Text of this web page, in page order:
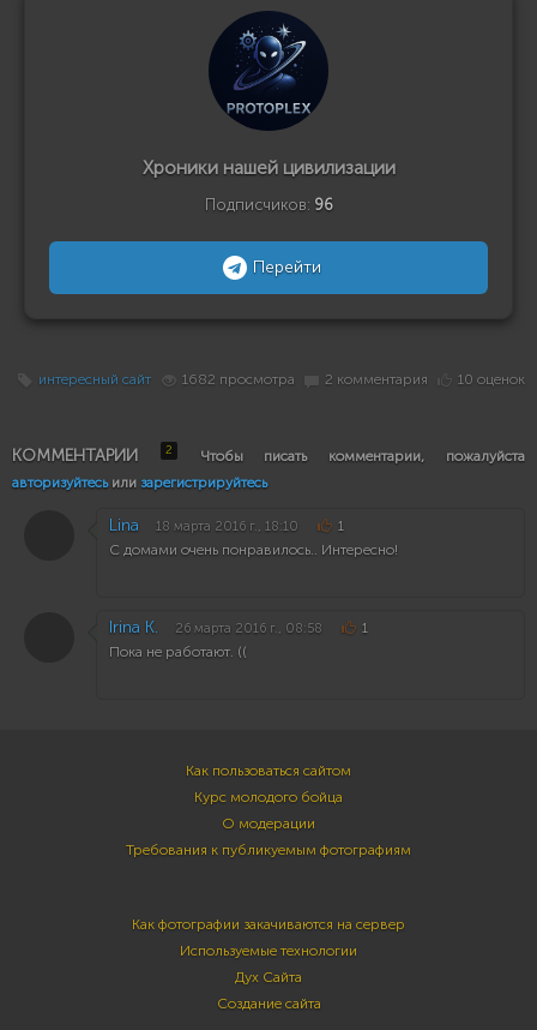
Хроники нашей цивилизации
Подписчиков: 96
Перейти
интересный сайт 1682 просмотра 2 комментария 10 оценок
КОММЕНТАРИИ 2
Чтобы писать комментарии, пожалуйста
авторизуйтесьили зарегистрируйтесь
Lina 18 марта 2016 г., 18:10 1
С домами очень понравилось.. Интересно!
Irina K. 26 марта 2016 г., 08:58 1
Пока не работают. ((
Как пользоваться сайтом
Курс молодого бойца
О модерации
Требования к публикуемым фотографиям
Как фотографии закачиваются на сервер
Используемые технологии
Дух Сайта
Создание сайта